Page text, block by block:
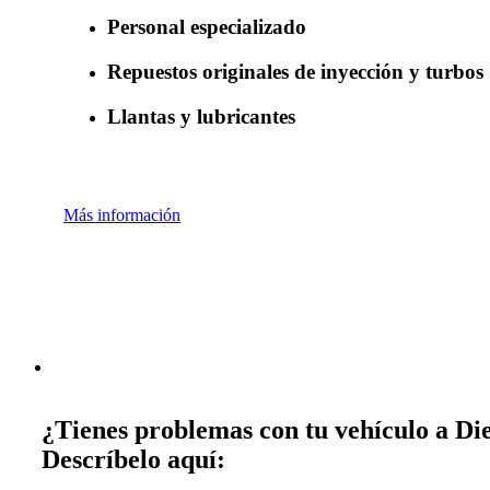
Personal especializado
Repuestos originales de inyección y turbos
Llantas y lubricantes
Más información
¿Tienes problemas con tu vehículo a
Descríbelo aquí: